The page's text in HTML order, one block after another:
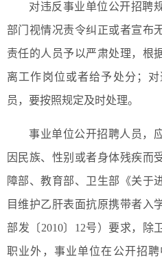
对违反事业单位公开招聘
部门视情况责令纠正或者宣布
责任的人员予以严肃处理，根
离工作岗位或者给予处分；
员，要按照规定及时处理。
事业单位公开招聘人员，
因民族、性别或者身体残疾而
障部、教育部、卫生部《关于
目维护乙肝表面抗原携带者入
部发 〔 2010〕 12号）要求，除
职业外，事业单位在公开招